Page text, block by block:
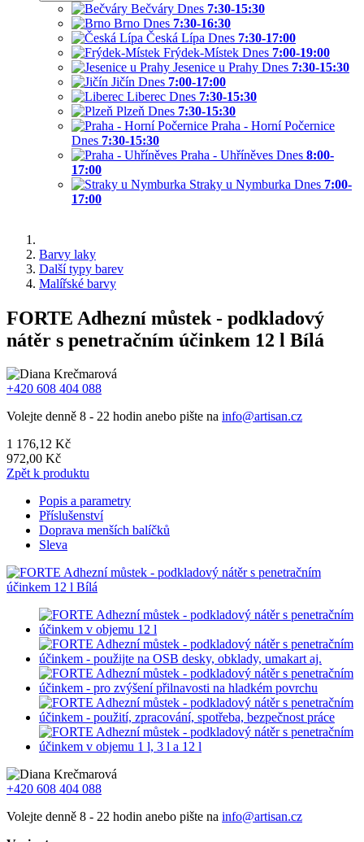
Bečváry Dnes 7:30-15:30
Brno Dnes 7:30-16:30
Česká Lípa Dnes 7:30-17:00
Frýdek-Místek Dnes 7:00-19:00
Jesenice u Prahy Dnes 7:30-15:30
Jičín Dnes 7:00-17:00
Liberec Dnes 7:30-15:30
Plzeň Dnes 7:30-15:30
Praha - Horní Počernice
Dnes 7:30-15:30
Praha - Uhříněves Dnes 8:00-
17:00
Straky u Nymburka Dnes 7:00-
17:00
Barvy laky
Další typy barev
Malířské barvy
FORTE Adhezní můstek - podkladový
nátěr s penetračním účinkem 12 l Bílá
+420 608 404 088
Volejte denně 8 - 22 hodin anebo pište na info@artisan.cz
1 176,12 Kč
972,00 Kč
Zpět k produktu
Popis a parametry
Příslušenství
Doprava menších balíčků
Sleva
+420 608 404 088
Volejte denně 8 - 22 hodin anebo pište na info@artisan.cz